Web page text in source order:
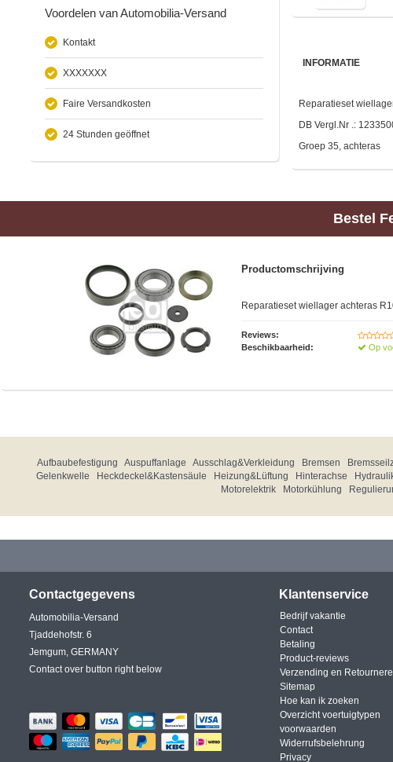
Voordelen van Automobilia-Versand
Kontakt
XXXXXXX
Faire Versandkosten
24 Stunden geöffnet
INFORMATIE
Reparatieset
DB Vergl.Nr .:
Groep 35, achteras
Bestel
Productomschrijving
Reparatieset wiellager achteras
Reviews:
Beschikbaarheid: Op
Aufbaubefestigung Auspuffanlage Ausschlag&Verkleidung Bremsen
Gelenkwelle
Heckdeckel&Kastensäule Heizung&Lüftung Hinterachse
Motorelektrik
Motorkühlung
Contactgegevens
Automobilia-Versand
Tjaddehofstr. 6
Jemgum, GERMANY
Contact over button right below
Klantenservice
Bedrijf vakantie
Contact
Betaling
Product-reviews
Verzending en
Sitemap
Hoe kan ik zoeken
Overzicht voertuigtypen
voorwaarden
Widerrufsbelehrung
Privacy